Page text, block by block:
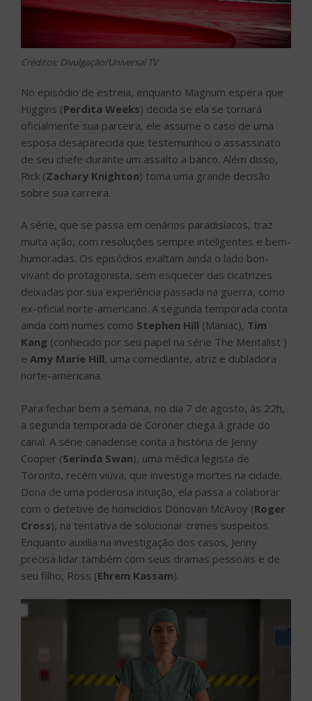
Créditos: Divulgação/Universal TV
No episódio de estreia, enquanto Magnum espera que
Higgins (Perdita Weeks) decida se ela se tornará
oficialmente sua parceira, ele assume o caso de uma
esposa desaparecida que testemunhou o assassinato
de seu chefe durante um assalto a banco. Além disso,
Rick (Zachary Knighton) toma uma grande decisão
sobre sua carreira.
A série, que se passa em cenários paradisíacos, traz
muita ação, com resoluções sempre inteligentes e bem-
humoradas. Os episódios exaltam ainda o lado bon-
vivant do protagonista, sem esquecer das cicatrizes
deixadas por sua experiência passada na guerra, como
ex-oficial norte-americano. A segunda temporada conta
ainda com nomes como Stephen Hill (Maniac), Tim
Kang (conhecido por seu papel na série The Mentalist )
e Amy Marie Hill, uma comediante, atriz e dubladora
norte-americana.
Para fechar bem a semana, no dia 7 de agosto, às 22h,
a segunda temporada de Coroner chega à grade do
canal. A série canadense conta a história de Jenny
Cooper (Serinda Swan), uma médica legista de
Toronto, recém viúva, que investiga mortes na cidade.
Dona de uma poderosa intuição, ela passa a colaborar
com o detetive de homicídios Donovan McAvoy (Roger
Cross), na tentativa de solucionar crimes suspeitos.
Enquanto auxilia na investigação dos casos, Jenny
precisa lidar também com seus dramas pessoais e de
seu filho, Ross (Ehrem Kassam).